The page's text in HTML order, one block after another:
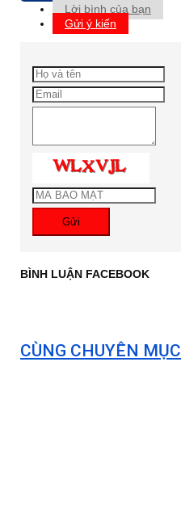
Lời bình của bạn
Gửi ý kiến
Gửi
BÌNH LUẬN FACEBOOK
CÙNG CHUYÊN MỤC